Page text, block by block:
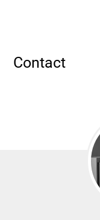
Contact